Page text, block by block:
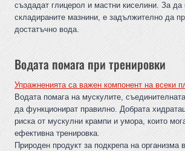
създадат глицерол и мастни киселини. За да
складираните мазнини, е задължително да
достатъчно вода.
Водата помага при тренировки
Упражненията са важен компонент на всеки
Водата помага на мускулите,
да функционират правилно. Добрата
риска от мускулни крампи и умора, които
ефективна тренировка.
Природен продукт за подкрепа на организма